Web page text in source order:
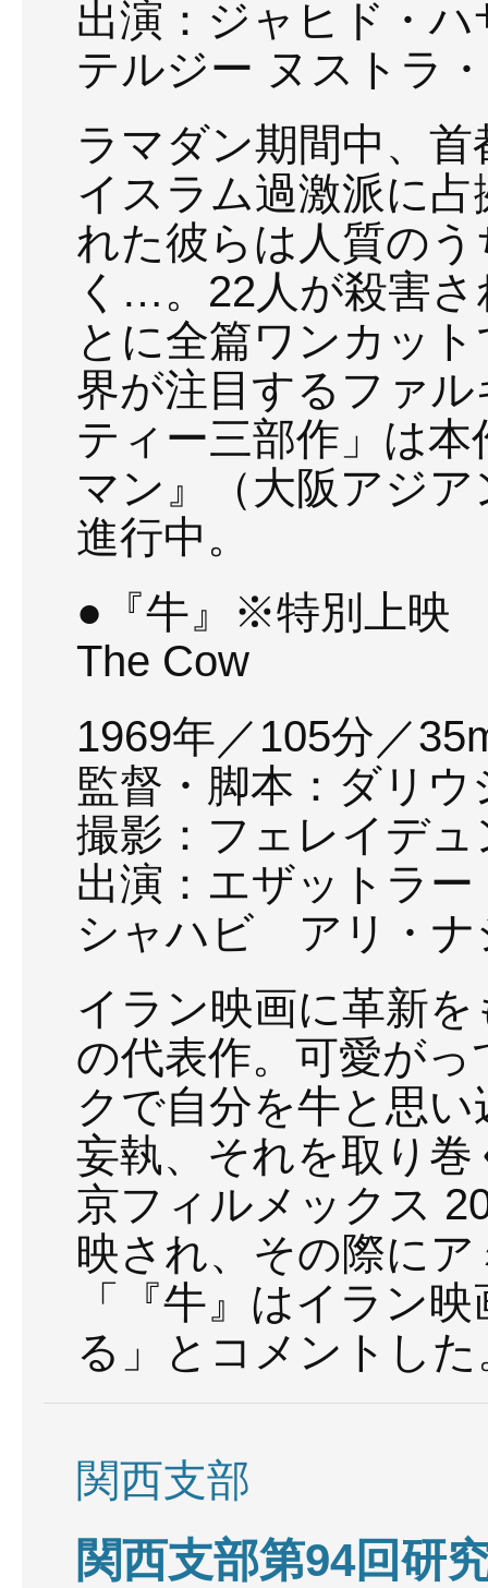
出演：ジャヒド・
テルジー ヌストラ
ラマダン期間中、
イスラム過激派に
れた彼らは人質の
く…。22人が殺害
とに全篇ワンカッ
界が注目するファ
ティー三部作」は
マン』（大阪アジ
進行中。
●『牛』※特別上映
The Cow
1969年／105分／
監督・脚本：ダリ
撮影：フェレイデ
出演：エザットラ
シャハビ アリ・ナ
イラン映画に革新
の代表作。可愛が
クで自分を牛と思
妄執、それを取り
京フィルメックス
映され、その際に
「『牛』はイラン
る」とコメントした
関西支部
関西支部第94回研